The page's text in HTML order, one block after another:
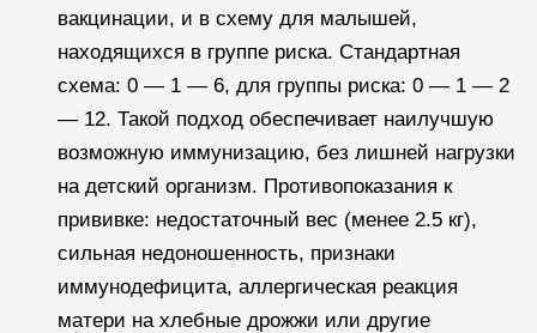
вакцинации, и в схему для малышей,
находящихся в группе риска. Стандартная
схема: 0 — 1 — 6, для группы риска: 0 — 1 — 2
— 12. Такой подход обеспечивает наилучшую
возможную иммунизацию, без лишней нагрузки
на детский организм. Противопоказания к
прививке: недостаточный вес (менее 2.5 кг),
сильная недоношенность, признаки
иммунодефицита, аллергическая реакция
матери на хлебные дрожжи или другие